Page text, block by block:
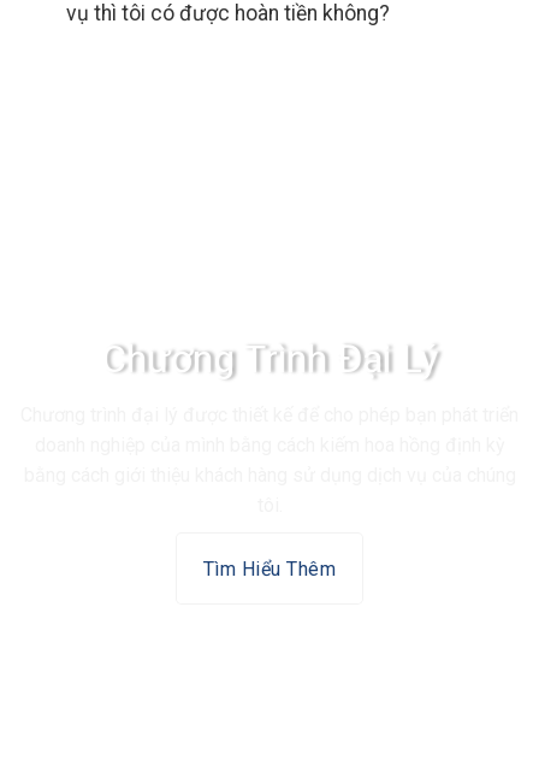
vụ thì tôi có được hoàn tiền không?
Chương Trình Đại Lý
Tìm Hiểu Thêm